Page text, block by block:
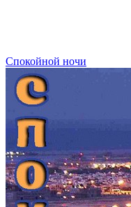
Спокойной ночи